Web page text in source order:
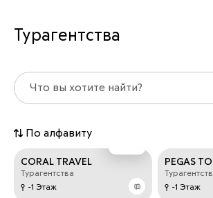
Турагентства
По алфавиту
CORAL TRAVEL
Турагентства
-1 Этаж
PEGAS
-1 Этаж